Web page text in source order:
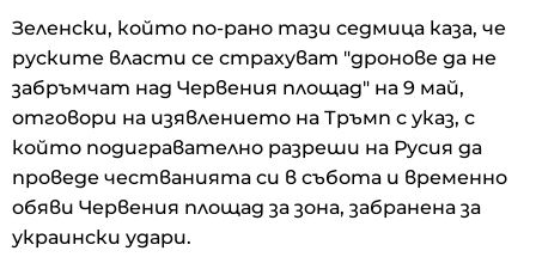
Зеленски, който по-рано тази седмица каза, че
руските власти се страхуват "дронове да не
забръмчат над Червения площад" на 9 май,
отговори на изявлението на Тръмп с указ, с
който подигравателно разреши на Русия да
проведе честванията си в събота и временно
обяви Червения площад за зона, забранена за
украински удари.